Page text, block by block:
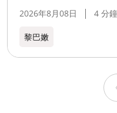
2026年8月08日 4 分
黎巴嫩​